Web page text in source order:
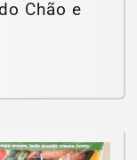
Chão e